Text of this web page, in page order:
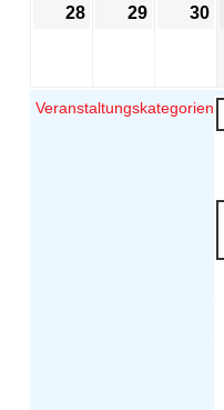
28 29 30
Veranstaltungskategorien